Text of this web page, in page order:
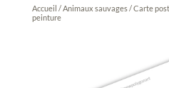
Accueil /Animaux sauvages/ Carte
peinture